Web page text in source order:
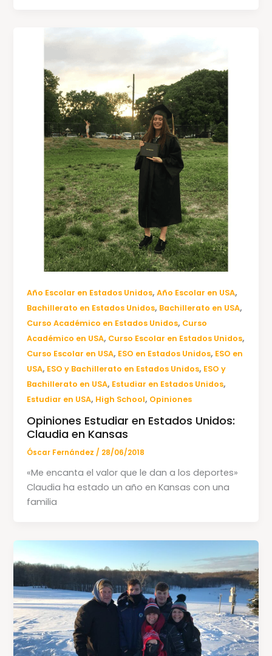
Año Escolar en Estados Unidos,Año Escolar en USA,
Bachillerato en Estados Unidos, Bachillerato en USA,
Curso Académico en Estados Unidos, Curso
Académico en USA, Curso Escolar en Estados Unidos,
Curso Escolar en USA, ESO en Estados Unidos, ESO en
USA, ESO y Bachillerato en Estados Unidos, ESO y
Bachillerato en USA, Estudiar en Estados Unidos,
Estudiar en USA, High School, Opiniones
Opiniones Estudiar en Estados Unidos:
Claudia en Kansas
Óscar Fernández / 28/06/2018
«Me encanta el valor que le dan a los deportes»
Claudia ha estado un año en Kansas con una
familia